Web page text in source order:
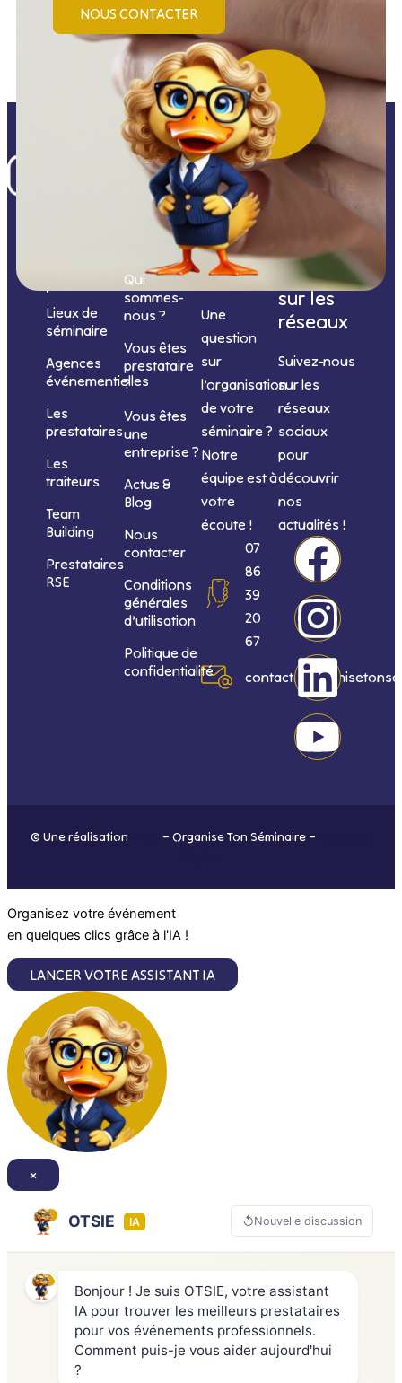
NOUS CONTACTER
prestations
Lieux de
séminaire
Agences
événementielles
Les
prestataires
Les
traiteurs
Team
Building
Prestataires
RSE
Informations
Qui
sommes-
nous ?
Vous êtes
prestataire
?
Vous êtes
une
entreprise ?
Actus &
Blog
Nous
contacter
Conditions
générales
d’utilisation
Politique de
confidentialité
Nous
contacter
Une
question
sur
l’organisation
de votre
séminaire ?
Notre
équipe est à
votre
écoute !
07
86
39
20
67
Nous
suivre
sur les
réseaux
Suivez-nous
sur les
réseaux
sociaux
pour
découvrir
nos
actualités !
F
a
c
e
b
I
n
s
t
a
L
i
n
k
e
Y
o
u
t
u
© Une réalisation – Organise Ton Séminaire –
Organisez votre événement
en quelques clics grâce à l'IA !
LANCER VOTRE ASSISTANT IA
×